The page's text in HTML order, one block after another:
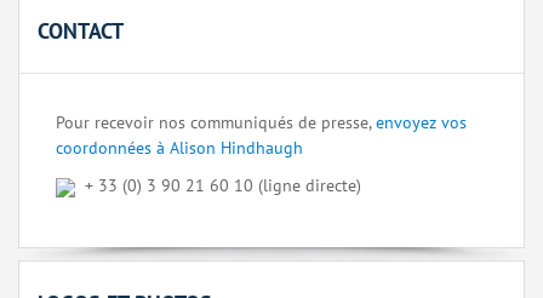
CONTACT
Pour recevoir nos communiqués de presse,envoyez vos
coordonnées à Alison Hindhaugh
+ 33 (0) 3 90 21 60 10 (ligne directe)